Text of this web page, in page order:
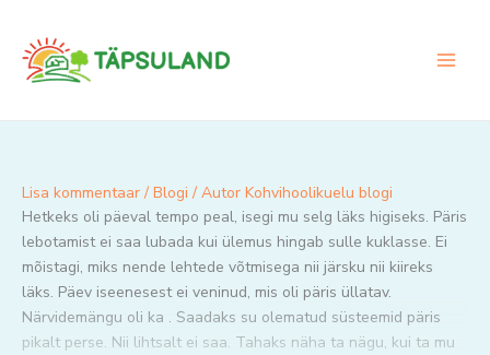
content
Lisa kommentaar / Blogi / Autor Kohvihoolikuelu blogi
Hetkeks oli päeval tempo peal, isegi mu selg läks higiseks. Päris
lebotamist ei saa lubada kui ülemus hingab sulle kuklasse. Ei
mõistagi, miks nende lehtede võtmisega nii järsku nii kiireks
läks. Päev iseenesest ei veninud, mis oli päris üllatav.
Närvidemängu oli ka . Saadaks su olematud süsteemid päris
pikalt perse. Nii lihtsalt ei saa. Tahaks näha ta nägu, kui ta mu